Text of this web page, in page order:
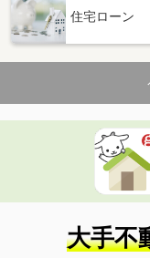
住宅ローン
大手不